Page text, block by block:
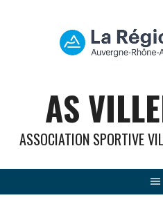
AS
ASSOCIATION SPORTIVE